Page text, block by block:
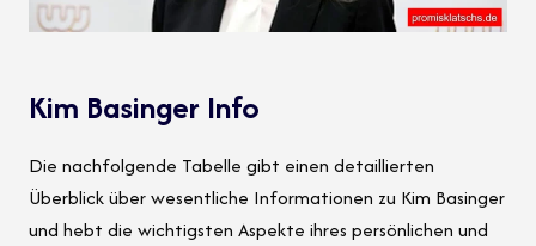
Kim Basinger Info
Die nachfolgende Tabelle gibt einen detaillierten
Überblick über wesentliche Informationen zu Kim Basinger
und hebt die wichtigsten Aspekte ihres persönlichen und